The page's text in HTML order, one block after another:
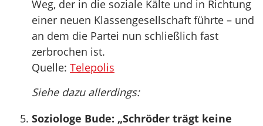
Weg, der in die soziale Kälte und in Richtung
einer neuen Klassengesellschaft führte – und
an dem die Partei nun schließlich fast
zerbrochen ist.
Quelle: Telepolis
Siehe dazu allerdings:
Soziologe Bude: „Schröder trägt keine